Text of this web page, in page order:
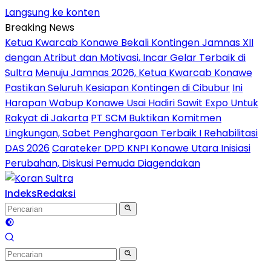
Langsung ke konten
Breaking News
Ketua Kwarcab Konawe Bekali Kontingen Jamnas XII
dengan Atribut dan Motivasi, Incar Gelar Terbaik di
Sultra Menuju Jamnas 2026, Ketua Kwarcab Konawe
Pastikan Seluruh Kesiapan Kontingen di Cibubur Ini
Harapan Wabup Konawe Usai Hadiri Sawit Expo Untuk
Rakyat di Jakarta PT SCM Buktikan Komitmen
Lingkungan, Sabet Penghargaan Terbaik I Rehabilitasi
DAS 2026Carateker DPD KNPI Konawe Utara Inisiasi
Perubahan, Diskusi Pemuda Diagendakan
IndeksRedaksi